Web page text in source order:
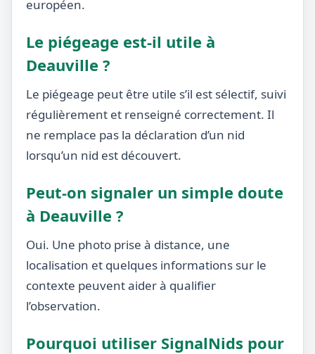
européen.
Le piégeage est-il utile à
Deauville ?
Le piégeage peut être utile s’il est sélectif, suivi
régulièrement et renseigné correctement. Il
ne remplace pas la déclaration d’un nid
lorsqu’un nid est découvert.
Peut-on signaler un simple doute
à Deauville ?
Oui. Une photo prise à distance, une
localisation et quelques informations sur le
contexte peuvent aider à qualifier
l’observation.
Pourquoi utiliser SignalNids pour